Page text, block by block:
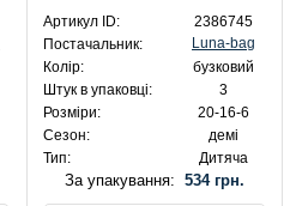
Артикул ID:
2386745
Постачальник:
Luna-bag
Колір:
бузковий
Штук в упаковці:
3
Розміри:
20-16-6
Сезон:
демі
Тип:
Дитяча
За упакування: 534 грн.